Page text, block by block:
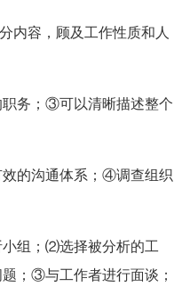
内容，顾及工作性质和人
务；③可以清晰描述整个
的沟通体系；④调查组织
组；⑵选择被分析的工
；③与工作者进行面谈；